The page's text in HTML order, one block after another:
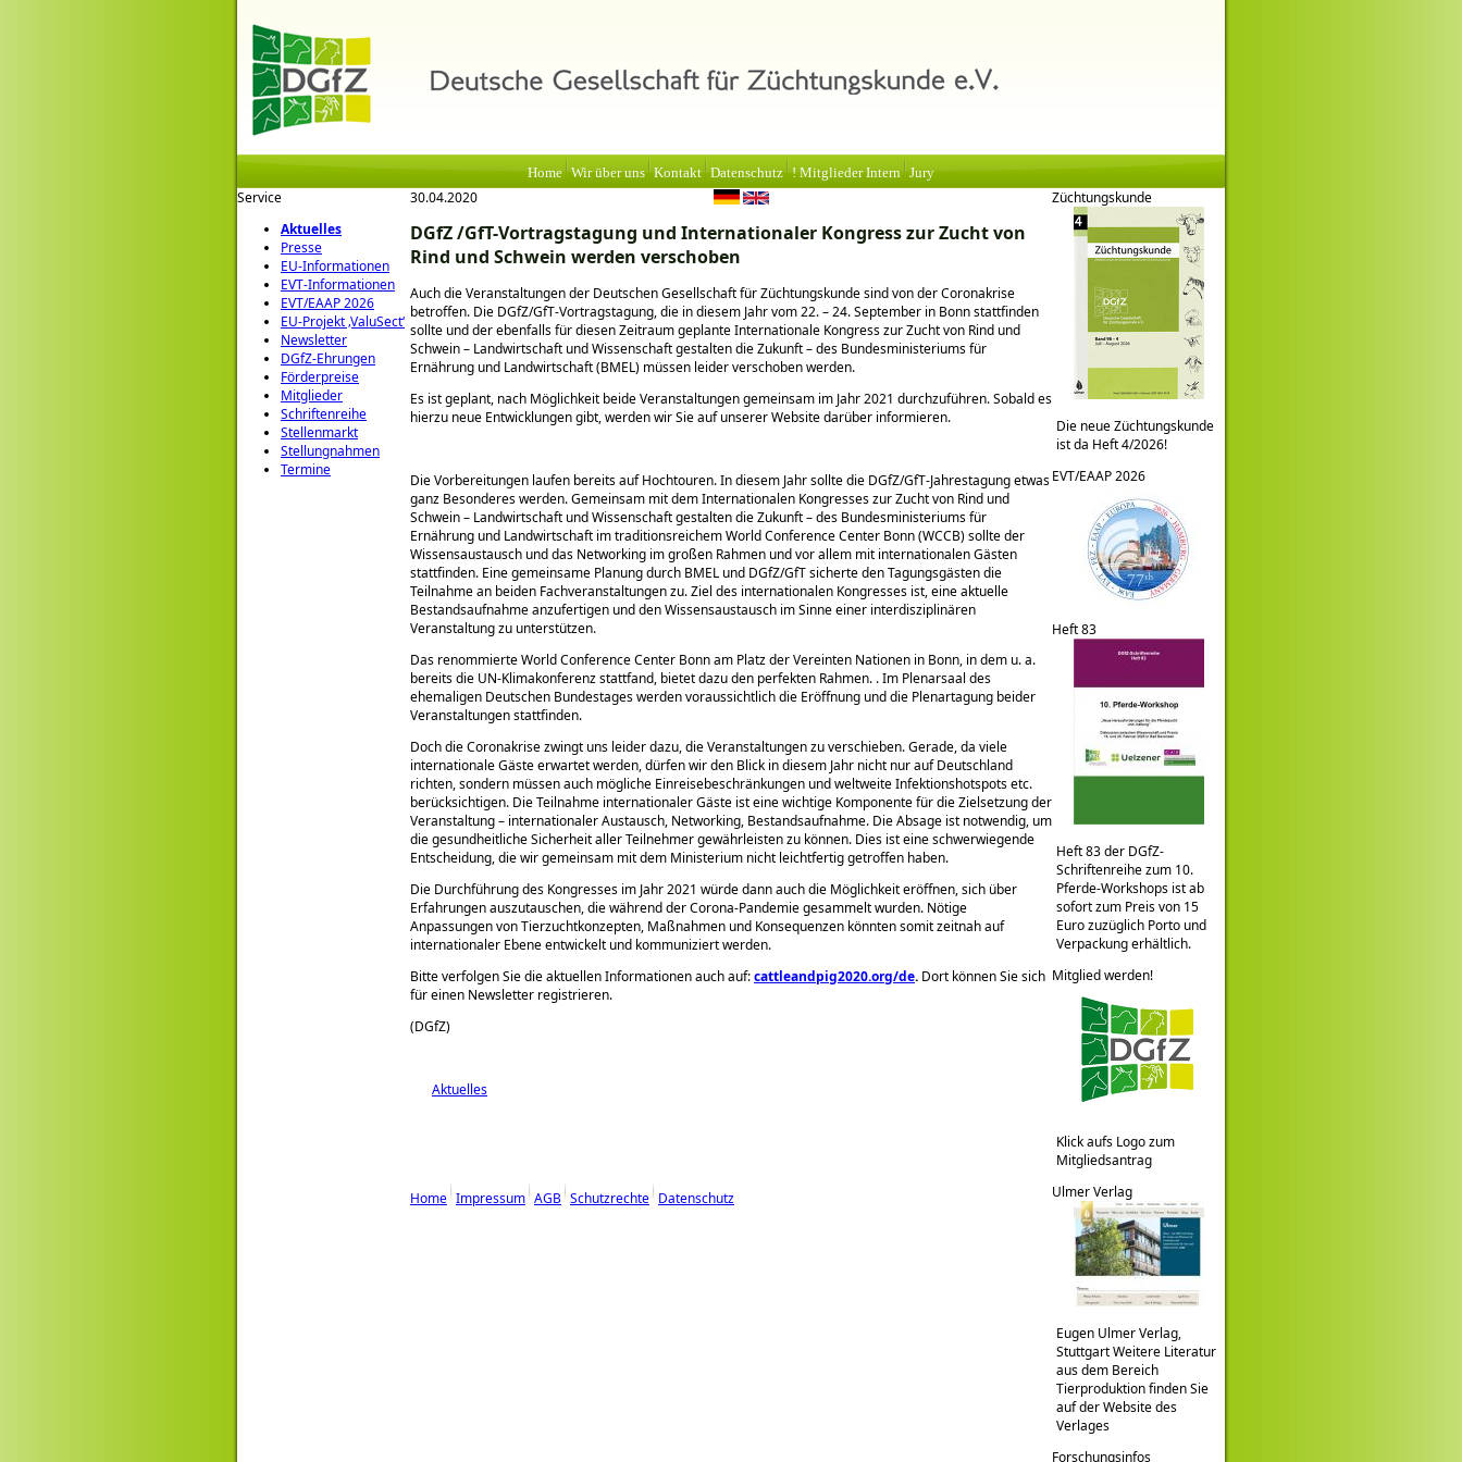
Home Wir über uns Kontakt Datenschutz ! Mitglieder Intern Jury
Service
Aktuelles
Presse
EU-Informationen
EVT-Informationen
EVT/EAAP 2026
EU-Projekt ‚ValuSect‘
Newsletter
DGfZ-Ehrungen
Förderpreise
Mitglieder
Schriftenreihe
Stellenmarkt
Stellungnahmen
Termine
30.04.2020
DGfZ /GfT-Vortragstagung und Internationaler Kongress zur Zucht von
Rind und Schwein werden verschoben
Auch die Veranstaltungen der Deutschen Gesellschaft für Züchtungskunde sind von der Coronakrise
betroffen. Die DGfZ/GfT-Vortragstagung, die in diesem Jahr vom 22. – 24. September in Bonn stattfinden
sollte und der ebenfalls für diesen Zeitraum geplante Internationale Kongress zur Zucht von Rind und
Schwein – Landwirtschaft und Wissenschaft gestalten die Zukunft – des Bundesministeriums für
Ernährung und Landwirtschaft (BMEL) müssen leider verschoben werden.
Es ist geplant, nach Möglichkeit beide Veranstaltungen gemeinsam im Jahr 2021 durchzuführen. Sobald es
hierzu neue Entwicklungen gibt, werden wir Sie auf unserer Website darüber informieren.
Die Vorbereitungen laufen bereits auf Hochtouren. In diesem Jahr sollte die DGfZ/GfT-Jahrestagung etwas
ganz Besonderes werden. Gemeinsam mit dem Internationalen Kongresses zur Zucht von Rind und
Schwein – Landwirtschaft und Wissenschaft gestalten die Zukunft – des Bundesministeriums für
Ernährung und Landwirtschaft im traditionsreichem World Conference Center Bonn (WCCB) sollte der
Wissensaustausch und das Networking im großen Rahmen und vor allem mit internationalen Gästen
stattfinden. Eine gemeinsame Planung durch BMEL und DGfZ/GfT sicherte den Tagungsgästen die
Teilnahme an beiden Fachveranstaltungen zu. Ziel des internationalen Kongresses ist, eine aktuelle
Bestandsaufnahme anzufertigen und den Wissensaustausch im Sinne einer interdisziplinären
Veranstaltung zu unterstützen.
Das renommierte World Conference Center Bonn am Platz der Vereinten Nationen in Bonn, in dem u. a.
bereits die UN-Klimakonferenz stattfand, bietet dazu den perfekten Rahmen. . Im Plenarsaal des
ehemaligen Deutschen Bundestages werden voraussichtlich die Eröffnung und die Plenartagung beider
Veranstaltungen stattfinden.
Doch die Coronakrise zwingt uns leider dazu, die Veranstaltungen zu verschieben. Gerade, da viele
internationale Gäste erwartet werden, dürfen wir den Blick in diesem Jahr nicht nur auf Deutschland
richten, sondern müssen auch mögliche Einreisebeschränkungen und weltweite Infektionshotspots etc.
berücksichtigen. Die Teilnahme internationaler Gäste ist eine wichtige Komponente für die Zielsetzung der
Veranstaltung – internationaler Austausch, Networking, Bestandsaufnahme. Die Absage ist notwendig, um
die gesundheitliche Sicherheit aller Teilnehmer gewährleisten zu können. Dies ist eine schwerwiegende
Entscheidung, die wir gemeinsam mit dem Ministerium nicht leichtfertig getroffen haben.
Die Durchführung des Kongresses im Jahr 2021 würde dann auch die Möglichkeit eröffnen, sich über
Erfahrungen auszutauschen, die während der Corona-Pandemie gesammelt wurden. Nötige
Anpassungen von Tierzuchtkonzepten, Maßnahmen und Konsequenzen könnten somit zeitnah auf
internationaler Ebene entwickelt und kommuniziert werden.
Bitte verfolgen Sie die aktuellen Informationen auch auf:cattleandpig2020.org/de. Dort können Sie sich
für einen Newsletter registrieren.
(DGfZ)
Aktuelles
Home Impressum AGB Schutzrechte Datenschutz
Züchtungskunde
Die neue Züchtungskunde
ist da Heft 4/2026!
EVT/EAAP 2026
Heft 83
Heft 83 der DGfZ-
Schriftenreihe zum 10.
Pferde-Workshops ist ab
sofort zum Preis von 15
Euro zuzüglich Porto und
Verpackung erhältlich.
Mitglied werden!
Klick aufs Logo zum
Mitgliedsantrag
Ulmer Verlag
Eugen Ulmer Verlag,
Stuttgart Weitere Literatur
aus dem Bereich
Tierproduktion finden Sie
auf der Website des
Verlages
Forschungsinfos